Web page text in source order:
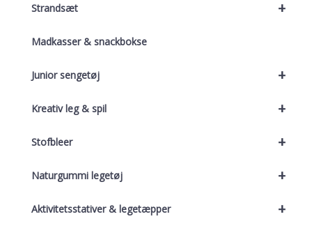
+
Strandsæt
Madkasser & snackbokse
+
Junior sengetøj
+
Kreativ leg & spil
+
Stofbleer
+
Naturgummi legetøj
+
Aktivitetsstativer & legetæpper